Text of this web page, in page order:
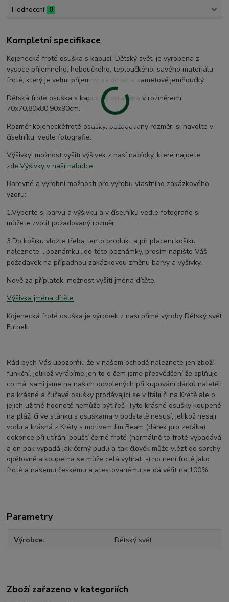
Hodnocení 0
Kompletní specifikace
Kojenecká froté osuška s kapucí, Dětský svět, je vyrobena z
vysoce příjemného, heboučkého, teploučkého, savého materiálu
froté, který je velmi příjemný na dotek a sametově jemňoučký.
Dětská froté osuška s kapucí je vyráběna v rozměrech
70x70,80x80,90x90cm.
Rozměr kojeneckéfroté osušky: požadovaný rozměr, si navolte v
číselníku, vedle fotografie.
Výšivky: možnost vyšití výšivek z naší nabídky, které najdete
zde:Výšivky v naší nabídce
Barevné a výrobní možnosti pro výrobu vlastního zakázkového
vzoru:
1.Vyberte si barvu a výšivku a v číselníku vedle fotografie si
můžete zvolit požadovaný rozměr
3.Do košíku vložte třeba tento produkt a při placení košíku
naleznete ...poznámku...do této poznámky, prosím napište Váš
požadavek na případnou zakázkovou změnu barvy a výšivky.
Nově za příplatek, možnost vyšití jména dítěte.
Výšivka jména dítěte
Kojenecká froté osuška je výrobek z naší přímé výroby Dětský svět
Fulnek
Rád bych Vás upozorňil, že v našem ochodě naleznete jen zboží
funkční, jelikož vyrábíme jen to o čem jsme přesvědčení že splňuje
co má, sami jsme na našich dovolených při kupování dárků naletěli
na krásné a čučavé osušky prodávající se v Itálii či na Krétě ale o
jejich užitné hodnotě nemůže být řeč. Tyto krásné osušky koupené
na pláži či ve stánku s osuškama v podstatě nesuší, jelikož nesají
vodu a krásná z Kréty s motivem Jim Beam (dárek pro zeťáka)
dokonce při utírání pouští černé froté (normálně to froté vypadává
a on pak vypadá jak černý pudl) a tak člověk může vlézt do sprchy
opětovně a koupelna se může celá vytírat :-) no není froté jako
froté a našemu českému a atestovanému se dá věřit na 100%.
Parametry
Výrobce Dětský svět
Zboží zařazeno v kategoriích